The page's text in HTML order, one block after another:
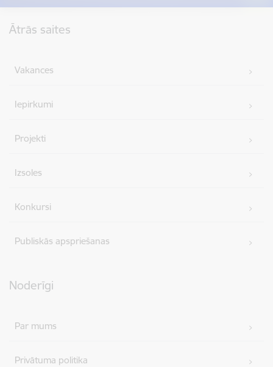
Ātrās saites
Vakances
Iepirkumi
Projekti
Izsoles
Konkursi
Publiskās apspriešanas
Noderīgi
Par mums
Privātuma politika